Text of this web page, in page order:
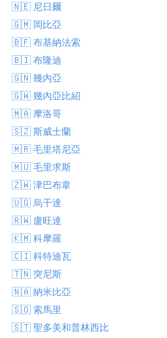
🇳🇪 尼日爾
🇬🇲 岡比亞
🇧🇫 布基納法索
🇧🇮 布隆迪
🇬🇳 幾內亞
🇬🇼 幾內亞比紹
🇲🇦 摩洛哥
🇸🇿 斯威士蘭
🇲🇷 毛里塔尼亞
🇲🇺 毛里求斯
🇿🇼 津巴布韋
🇺🇬 烏干達
🇷🇼 盧旺達
🇰🇲 科摩羅
🇨🇮 科特迪瓦
🇹🇳 突尼斯
🇳🇦 納米比亞
🇸🇴 索馬里
🇸🇹 聖多美和普林西比